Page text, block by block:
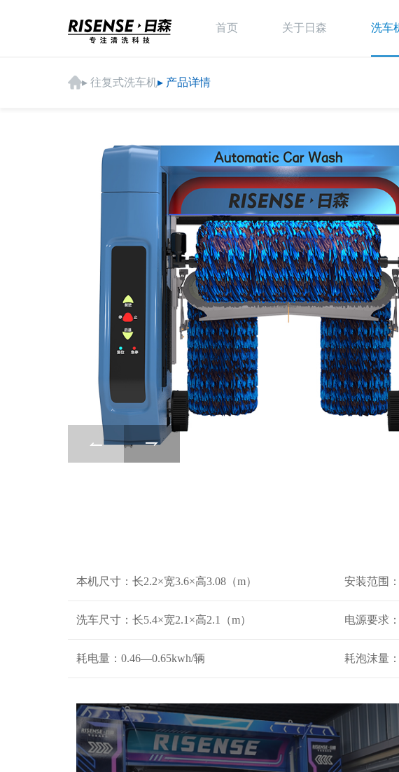
首页 关于日森 洗车
▸ 往复式洗车机▸ 产品详情
本机尺寸：长2.2×宽3.6×高3.08（m） 安装范围
洗车尺寸：长5.4×宽2.1×高2.1（m） 电源要求
耗电量：0.46—0.65kwh/辆 耗泡沫量